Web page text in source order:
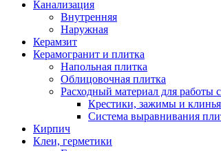
Канализация
Внутренняя
Наружная
Керамзит
Керамогранит и плитка
Напольная плитка
Облицовочная плитка
Расходный материал для работы
Крестики, зажимы и
Система выравнивания
Кирпич
Клеи, герметики